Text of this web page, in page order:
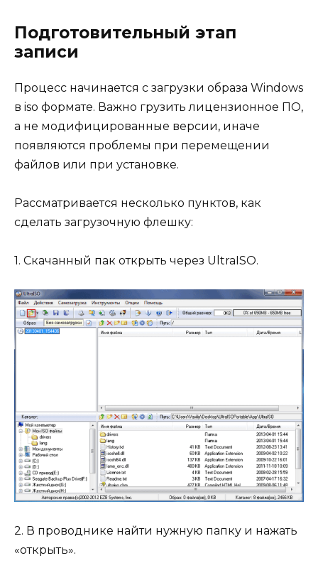
Подготовительный этап
записи
Процесс начинается с загрузки образа Windows
в iso формате. Важно грузить лицензионное ПО,
а не модифицированные версии, иначе
появляются проблемы при перемещении
файлов или при установке.
Рассматривается несколько пунктов, как
сделать загрузочную флешку:
1. Скачанный пак открыть через UltraISO.
2. В проводнике найти нужную папку и нажать
«открыть».